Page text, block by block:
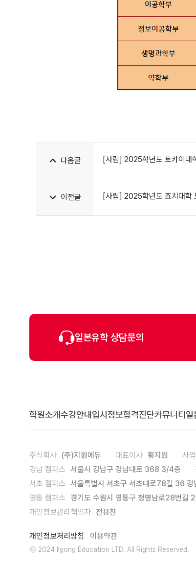
다음글 [사립] 2025학년도 토카이대
이전글 [사립] 2025학년도 죠치대학
일본유학 상담문의
학원소개수강안내입시정보합격진단커뮤니티 일
주식회사 (주)지원에듀 대표이사 황지원 사
강남 캠퍼스 서울시 강남구 강남대로 368 3/4층
서초 캠퍼스 서울특별시 서초구 서초대로78길 36 강
영통 캠퍼스
경기도 수원시 영통구 청명남로28번길
개인정보관리책임자 전용찬
개인정보처리방침 이용약관
ⓒ 2024 Ilgong Education LTD. All Rights Reserved.